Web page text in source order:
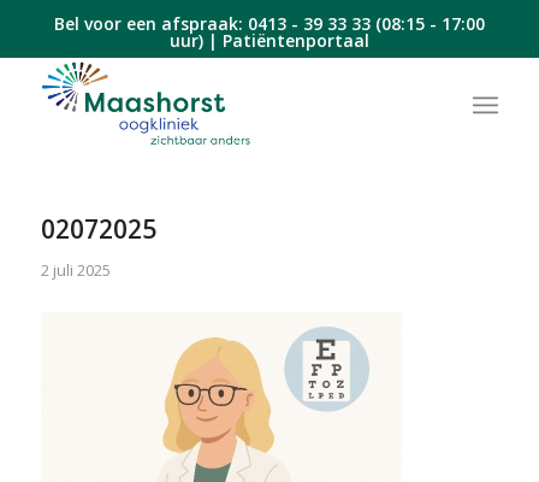
Bel voor een afspraak: 0413 - 39 33 33(08:15 - 17:00
uur) | Patiëntenportaal
02072025
2 juli 2025